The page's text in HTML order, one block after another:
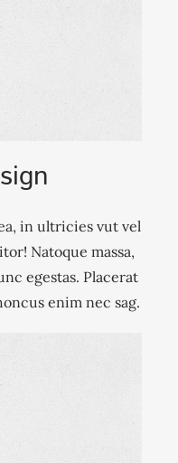
in ultricies vut vel
Natoque massa,
egestas. Placerat
enim nec sag.